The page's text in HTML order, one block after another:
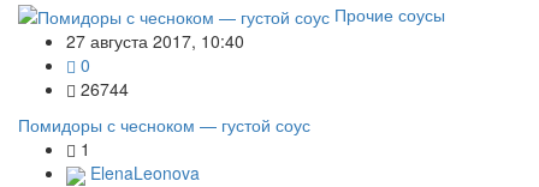
Прочие соусы
27 августа 2017, 10:40
0
26744
Помидоры с чесноком — густой соус
1
ElenaLeonova